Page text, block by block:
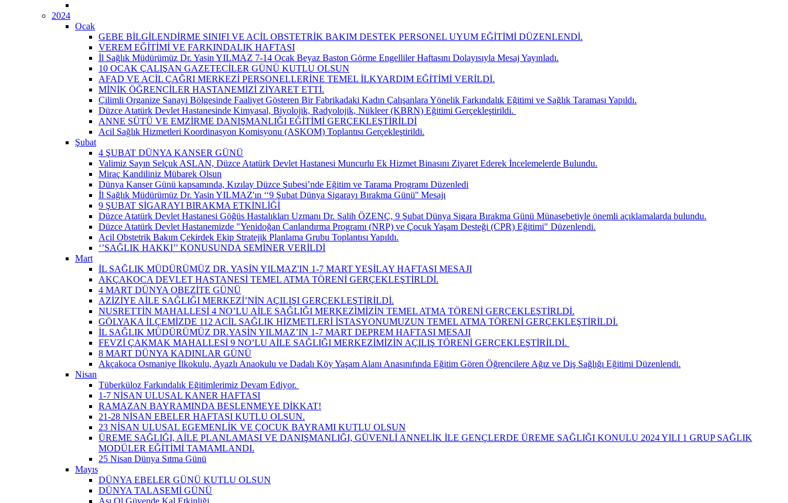
2024
Ocak
GEBE BİLGİLENDİRME SINIFI VE ACİL OBSTETRİK BAKIM DESTEK PERSONEL UYUM EĞİTİMİ DÜZENLENDİ.
VEREM EĞİTİMİ VE FARKINDALIK HAFTASI
İl Sağlık Müdürümüz Dr. Yasin YILMAZ 7-14 Ocak Beyaz Baston Görme Engelliler Haftasını Dolayısıyla Mesaj Yayınladı.
10 OCAK ÇALIŞAN GAZETECİLER GÜNÜ KUTLU OLSUN
AFAD VE ACİL ÇAĞRI MERKEZİ PERSONELLERİNE TEMEL İLKYARDIM EĞİTİMİ VERİLDİ.
MİNİK ÖĞRENCİLER HASTANEMİZİ ZİYARET ETTİ.
Çilimli Organize Sanayi Bölgesinde Faaliyet Gösteren Bir Fabrikadaki Kadın Çalışanlara Yönelik Farkındalık Eğitimi ve Sağlık Taraması Yapıldı.
Düzce Atatürk Devlet Hastanesinde Kimyasal, Biyolojik, Radyolojik, Nükleer (KBRN) Eğitimi Gerçekleştirildi. ​
ANNE SÜTÜ VE EMZİRME DANIŞMANLIĞI EĞİTİMİ GERÇEKLEŞTİRİLDİ
Acil Sağlık Hizmetleri Koordinasyon Komisyonu (ASKOM) Toplantısı Gerçekleştirildi.
Şubat
4 ŞUBAT DÜNYA KANSER GÜNÜ
Valimiz Sayın Selçuk ASLAN, Düzce Atatürk Devlet Hastanesi Muncurlu Ek Hizmet Binasını Ziyaret Ederek İncelemelerde Bulundu.
Miraç Kandiliniz Mübarek Olsun
Dünya Kanser Günü kapsamında, Kızılay Düzce Şubesi’nde Eğitim ve Tarama Programı Düzenledi
İl Sağlık Müdürümüz Dr. Yasin YILMAZ'ın ‘‘9 Şubat Dünya Sigarayı Bırakma Günü'' Mesajı
9 ŞUBAT SİGARAYI BIRAKMA ETKİNLİĞİ
Düzce Atatürk Devlet Hastanesi Göğüs Hastalıkları Uzmanı Dr. Salih ÖZENÇ, 9 Şubat Dünya Sigara Bırakma Günü Münasebetiyle önemli açıklamalarda bulundu.
Düzce Atatürk Devlet Hastanemizde "Yenidoğan Canlandırma Programı (NRP) ve Çocuk Yaşam Desteği (CPR) Eğitimi" Düzenlendi.
Acil Obstetrik Bakım Çekirdek Ekip Stratejik Planlama Grubu Toplantısı Yapıldı.
‘’SAĞLIK HAKKI’’ KONUSUNDA SEMİNER VERİLDİ
Mart
İL SAĞLIK MÜDÜRÜMÜZ DR. YASİN YILMAZ'IN 1-7 MART YEŞİLAY HAFTASI MESAJI
AKÇAKOCA DEVLET HASTANESİ TEMEL ATMA TÖRENİ GERÇEKLEŞTİRLDİ.
4 MART DÜNYA OBEZİTE GÜNÜ
AZİZİYE AİLE SAĞLIĞI MERKEZİ’NİN AÇILIŞI GERÇEKLEŞTİRİLDİ.
NUSRETTİN MAHALLESİ 4 NO’LU AİLE SAĞLIĞI MERKEZİMİZİN TEMEL ATMA TÖRENİ GERÇEKLEŞTİRLDİ.
GÖLYAKA İLÇEMİZDE 112 ACİL SAĞLIK HİZMETLERİ İSTASYONUMUZUN TEMEL ATMA TÖRENİ GERÇEKLEŞTİRİLDİ.
İL SAĞLIK MÜDÜRÜMÜZ DR.YASİN YILMAZ’IN 1-7 MART DEPREM HAFTASI MESAJI
FEVZİ ÇAKMAK MAHALLESİ 9 NO’LU AİLE SAĞLIĞI MERKEZİMİZİN AÇILIŞ TÖRENİ GERÇEKLEŞTİRİLDİ. ​
8 MART DÜNYA KADINLAR GÜNÜ
Akçakoca Osmaniye İlkokulu, Ayazlı Anaokulu ve Dadalı Köy Yaşam Alanı Anasınıfında Eğitim Gören Öğrencilere Ağız ve Diş Sağlığı Eğitimi Düzenlendi.
Nisan
Tüberküloz Farkındalık Eğitimlerimiz Devam Ediyor. ​
1-7 NİSAN ULUSAL KANER HAFTASI
RAMAZAN BAYRAMINDA BESLENMEYE DİKKAT!
21-28 NİSAN EBELER HAFTASI KUTLU OLSUN.
23 NİSAN ULUSAL EGEMENLİK VE ÇOCUK BAYRAMI KUTLU OLSUN
ÜREME SAĞLIĞI, AİLE PLANLAMASI VE DANIŞMANLIĞI, GÜVENLİ ANNELİK İLE GENÇLERDE ÜREME SAĞLIĞI KONULU 2024 YILI 1 GRUP SAĞLIK
MODÜLER EĞİTİMİ TAMAMLANDI.
25 Nisan Dünya Sıtma Günü
Mayıs
DÜNYA EBELER GÜNÜ KUTLU OLSUN
DÜNYA TALASEMİ GÜNÜ
Aşı Ol Güvende Kal Etkinliği ​